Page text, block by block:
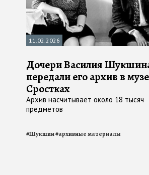
11.02.2026
Дочери Василия
передали его архив в
Сростках
Архив насчитывает около 18 тысяч
предметов
#Шукшин#архивные материалы